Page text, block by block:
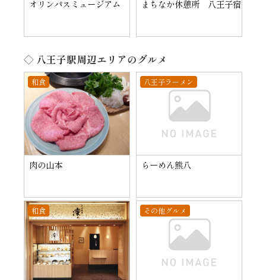
オリンパスミュージアム まちなか休憩所 八王子宿
◇ 八王子駅周辺エリアのグルメ
和食
肉の山本
八王子ラーメン
らーめん熊八
和食 その他グルメ